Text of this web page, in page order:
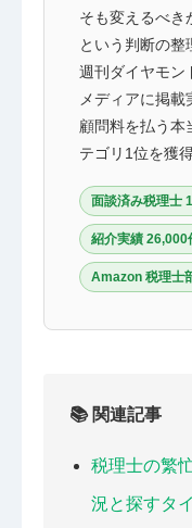
そも変えるべき
という判断の整
週刊ダイヤモン
メディアに掲
顧問料を払う本
テゴリ1位を獲得
面談済み税理士
紹介実績 26,000
Amazon 税理士
📚 関連記事
税理士の繁
況と探すタ